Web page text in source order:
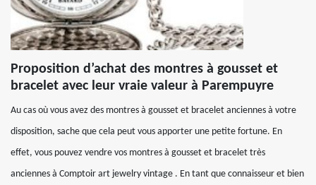
Proposition d’achat des montres à gousset et
bracelet avec leur vraie valeur à Parempuyre
Au cas où vous avez des montres à gousset et bracelet anciennes à votre
disposition, sache que cela peut vous apporter une petite fortune. En
effet, vous pouvez vendre vos montres à gousset et bracelet très
anciennes à Comptoir art jewelry vintage . En tant que connaisseur et bien